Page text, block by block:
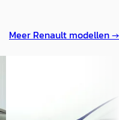
Meer Renault modellen →